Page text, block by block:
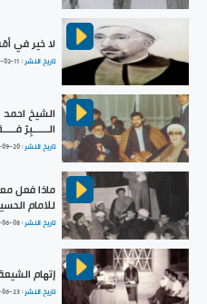
لا خير في
تاريخ النشر : 02-11
الشيخ احمد
الــــــبِرّ
تاريخ النشر :09-20
ماذا فعل
للامام
تاريخ النشر :06-08
إتهام
تاريخ النشر :06-23